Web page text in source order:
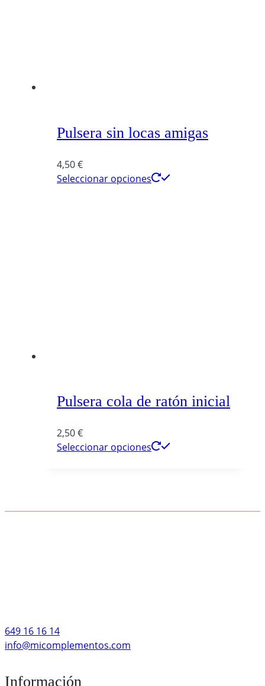
Pulsera sin locas amigas
4,50€
Seleccionar opciones
Pulsera cola de ratón inicial
2,50€
Seleccionar opciones
649 16 16 14
info@micomplementos.com
Información